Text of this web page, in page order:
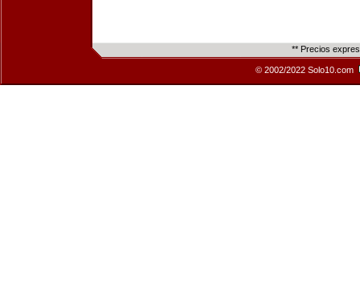
** Precios
© 2002/2022 Solo10.com